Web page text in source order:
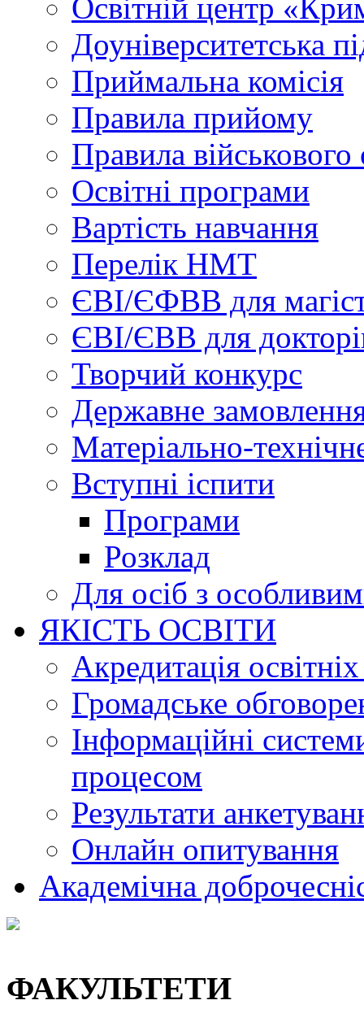
Освітній центр
Доуніверситетська
Приймальна комісія
Правила прийому
Правила військового
Освітні програми
Вартість навчання
Перелік НМТ
ЄВІ/ЄФВВ для
ЄВІ/ЄВВ для
Творчий конкурс
Державне
Матеріально-
Вступні іспити
Програми
Розклад
Для осіб з
ЯКІСТЬ ОСВІТИ
Акредитація
Громадське
Інформаційні
процесом
Результати
Онлайн опитування
Академічна
ФАКУЛЬТЕТИ